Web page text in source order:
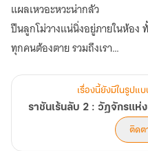
แผลเหวอะหวะน่ากลัว
ปืนลูกโม่วางแน่นิ่งอยู่ภายในห้อง
ทุกคนต้องตาย รวมถึงเรา
บนโลกที่คล้ายคลึงกับยุควิกตอเรีย
โลกที่มีพระจันทร์สีเลือดลอยเด่น
โจวหมิงรุ่ยกลับพบว่า เขาอาจไม่
แห่งนี้
เรื่องนี้ยังมีในรูปแ
ติดต